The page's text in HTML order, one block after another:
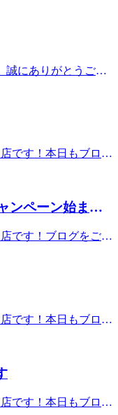
マッサージ#さいた
和＿肩こり#さいた
和＿腰痛
トパック:99,000円
✓購入のみのご来
ンシティカード《セ
し時に10%OFF✓施
お持ちでない方も
となっておりますー
レディースデー(木
・ーー女性のお客
ご利用の方へ+10分
の中でも特にお得に
さ・冷えやすさを感
、皆さまのご来店を
ーンシティカード
いるボディケアや
】も超お得！！ 10
税
お得★）30回パッ
会にご購入ください
です♪ボディケアと
ので是非コクーンシ
びくださいませ。キ
りますので、是非こ
ださい♪
、その前のこの不安
。調べたところ、関
らはしばらく傘を手
調を崩さないよう
いう意味でも、ぜひ
ょう！！みなさんの
（火）ご予約可能
☆★ペアでご案内可
）ご不明な点や、
【住所】 埼
】JR各線「さいたま
の2Ｆのお店ではご
さいたま新
マッサージ#さいた
和＿肩こり#さいた
和＿腰痛
誠にありがとうござ
１日より、一部メニ
よりご満足いただけ
添うコースの充実や
店頭または公式ウェ
さい。ご不明な点
だけるよう努めてま
い申し上げま
【住
アクセス】JR各線
都心駅近くの2Ｆの
さいたま新
和＿肩こり#さいた
和＿腰痛
です！本日もブログ
うです。一汁三菜と
い食事は摂れていま
と実際日本人は、塩
ムや野菜、果物の摂
すよね。とは言え、
いと思います。もし
まっている方もいる
た筋肉が刺激され
方にとってもしない
みすぎずに、リラ
ンペーン始まり
です！ブログをご覧
め、新しい月日が
（金）より、コクー
ンカードをお持ちの
、当店で販売して
10回パック：
税込)！？(元値よ
ませ☆ギフトパッ
らスタートですの
です！本日もブログ
たり気温差が激し
…年度末ですし、い
ら新生活が始まっ
、余分に疲れが溜ま
です！本日もブログ